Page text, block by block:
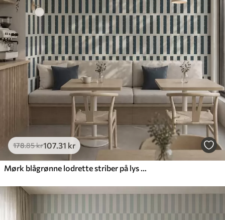
178.85kr107.31 kr
Mørk blågrønne lodrette striber på lys baggrund